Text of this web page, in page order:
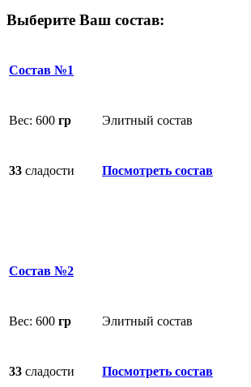
Выберите Ваш состав:
Состав №1
Вес: 600 гр Элитный состав
33 сладости Посмотреть состав
Состав №2
Вес: 600 гр Элитный состав
33 сладости Посмотреть состав